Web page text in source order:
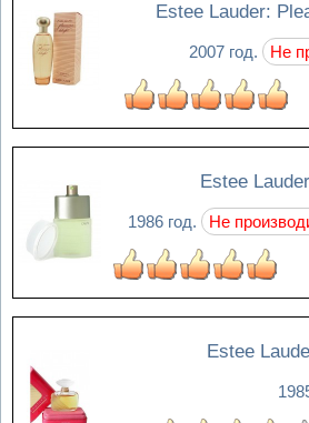
Estee Lauder:
2007 год. Не
Estee
1986 год. Не
Estee